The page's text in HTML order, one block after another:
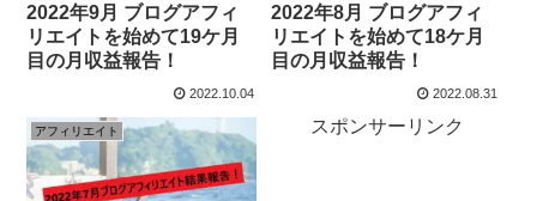
2022年9月 ブログアフィ
リエイトを始めて19ケ月
目の月収益報告！
2022.10.04
2022年8月 ブログアフィ
リエイトを始めて18ケ月
目の月収益報告！
2022.08.31
アフィリエイト スポンサーリンク